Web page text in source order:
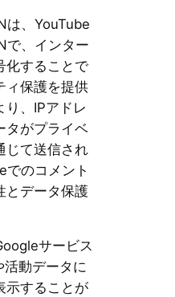
は、YouTube
で、インター
化することで
ィ保護を提供
り、IPアドレ
タがプライベ
じて送信され
でのコメント
とデータ保護
サービス
活動データに
示することが